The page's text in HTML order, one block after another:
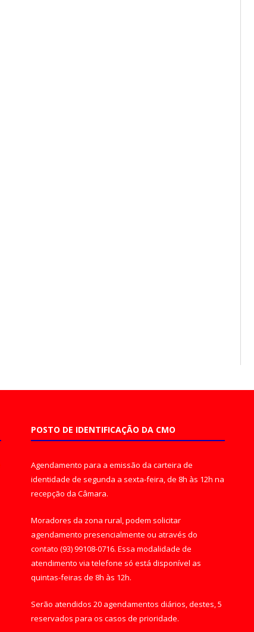
POSTO DE IDENTIFICAÇÃO DA CMO
Agendamento para a emissão da carteira de
identidade de segunda a sexta-feira, de 8h às 12h na
recepção da Câmara.
Moradores da zona rural, podem solicitar
agendamento presencialmente ou através do
contato (93) 99108-0716. Essa modalidade de
atendimento via telefone só está disponível as
quintas-feiras de 8h às 12h.
Serão atendidos 20 agendamentos diários, destes, 5
reservados para os casos de prioridade.